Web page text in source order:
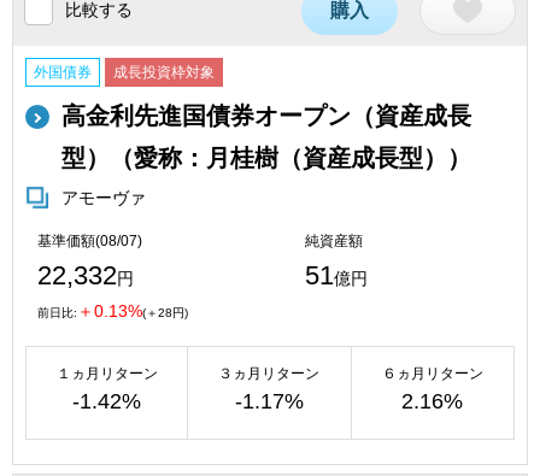
比較する 購入
外国債券 成長投資枠対象
高金利先進国債券オープン（資産成長
型）（愛称：月桂樹（資産成長型））
アモーヴァ
基準価額(08/07)
22,332円
純資産額
51億円
前日比: ＋0.13%(＋28円)
１ヵ月リターン
-1.42%
３ヵ月リターン
-1.17%
６ヵ月リターン
2.16%